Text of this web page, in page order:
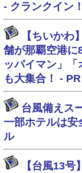
- クランクイン！
【ちいかわ
舗が那覇空港に
ッパイマン」
も大集合！ -
台風備えス
一部ホテルは安
ル
【台風13